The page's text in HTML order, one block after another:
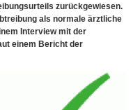
zurückgewiesen.
als normale ärztliche
Interview mit der
einem Bericht der